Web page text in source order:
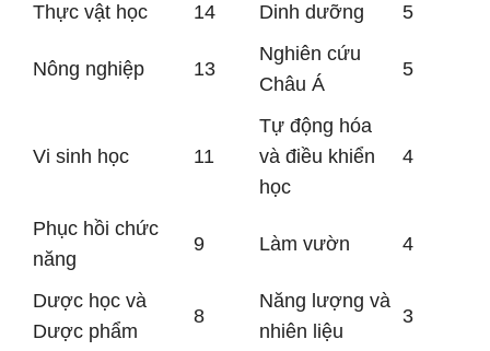
Thực vật học 14 Dinh dưỡng 5
Nông nghiệp 13
Nghiên cứu
Châu Á
5
Vi sinh học 11
Tự động hóa
và điều khiển
học
4
Phục hồi chức
năng
9 Làm vườn 4
Dược học và
Dược phẩm
8
Năng lượng và
nhiên liệu
3